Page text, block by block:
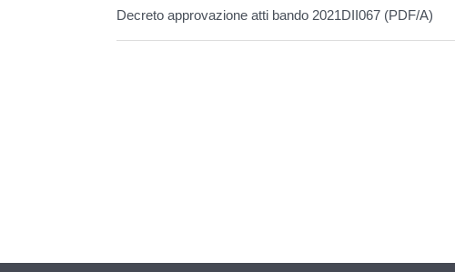
Decreto approvazione atti bando 2021DII067 (PDF/A)